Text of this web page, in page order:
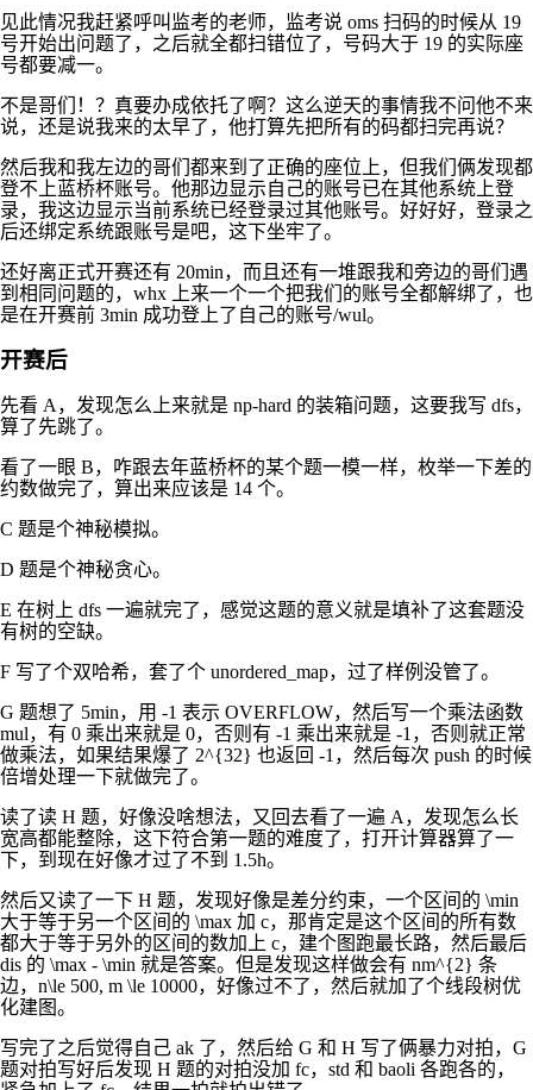
见此情况我赶紧呼叫监考的老师，监考说 oms 扫码的时候从 19
号开始出问题了，之后就全都扫错位了，号码大于 19 的实际座
号都要减一。
不是哥们！？真要办成依托了啊？这么逆天的事情我不问他不来
说，还是说我来的太早了，他打算先把所有的码都扫完再说？
然后我和我左边的哥们都来到了正确的座位上，但我们俩发现都
登不上蓝桥杯账号。他那边显示自己的账号已在其他系统上登
录，我这边显示当前系统已经登录过其他账号。好好好，登录之
后还绑定系统跟账号是吧，这下坐牢了。
还好离正式开赛还有 20min，而且还有一堆跟我和旁边的哥们遇
到相同问题的，whx 上来一个一个把我们的账号全都解绑了，也
是在开赛前 3min 成功登上了自己的账号/wul。
开赛后
先看 A，发现怎么上来就是 np-hard 的装箱问题，这要我写 dfs，
算了先跳了。
看了一眼 B，咋跟去年蓝桥杯的某个题一模一样，枚举一下差的
约数做完了，算出来应该是 14 个。
C 题是个神秘模拟。
D 题是个神秘贪心。
E 在树上 dfs 一遍就完了，感觉这题的意义就是填补了这套题没
有树的空缺。
F 写了个双哈希，套了个 unordered_map，过了样例没管了。
G 题想了 5min，用 -1 表示 OVERFLOW，然后写一个乘法函数
mul，有 0 乘出来就是 0，否则有 -1 乘出来就是 -1 ，否则就正常
做乘法，如果结果爆了 2^{32} 也返回 -1 ，然后每次 push 的时候
倍增处理一下就做完了。
读了读 H 题，好像没啥想法，又回去看了一遍 A，发现怎么长
宽高都能整除，这下符合第一题的难度了，打开计算器算了一
下，到现在好像才过了不到 1.5h。
然后又读了一下 H 题，发现好像是差分约束，一个区间的 \min
大于等于另一个区间的 \max 加 c，那肯定是这个区间的所有数
都大于等于另外的区间的数加上 c，建个图跑最长路，然后最后
dis 的 \max - \min 就是答案。但是发现这样做会有 nm^{2} 条
边， n\le 500, m \le 10000，好像过不了，然后就加了个线段树优
化建图。
写完了之后觉得自己 ak 了，然后给 G 和 H 写了俩暴力对拍，G
题对拍写好后发现 H 题的对拍没加 fc，std 和 baoli 各跑各的，